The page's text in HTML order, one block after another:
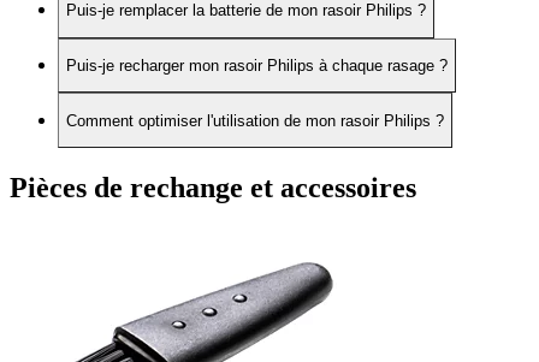
Puis-je remplacer la batterie de mon rasoir Philips ?
Puis-je recharger mon rasoir Philips à chaque rasage ?
Comment optimiser l'utilisation de mon rasoir Philips ?
Pièces de rechange et accessoires